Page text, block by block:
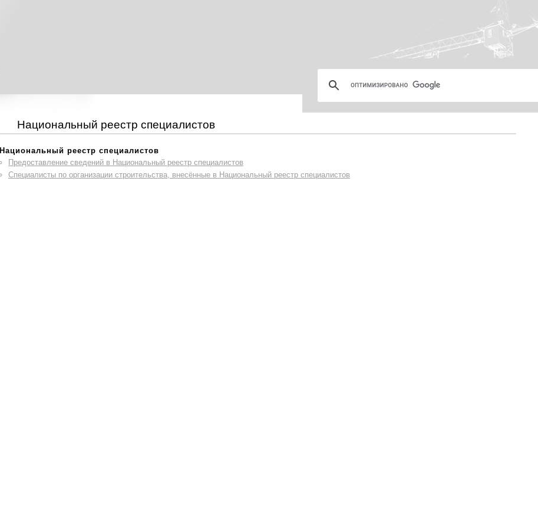
Национальный реестр специалистов
Национальный реестр специалистов
Предоставление сведений в Национальный реестр специалистов
Специалисты по организации строительства, внесённые в Национальный реестр специалистов